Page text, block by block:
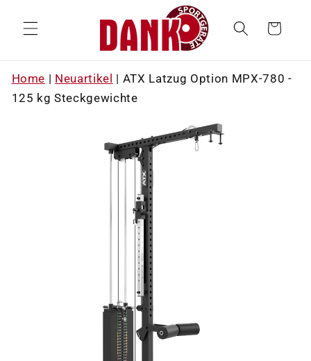
Inhalt
Warenkorb
Home | Neuartikel | ATX Latzug Option MPX-780 -
125 kg Steckgewichte